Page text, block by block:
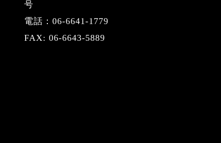
号
電話：06-6641-1779
FAX: 06-6643-5889